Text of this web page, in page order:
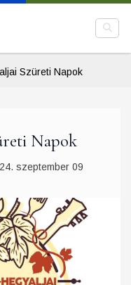
Szüreti Napok
Napok
szeptember 09